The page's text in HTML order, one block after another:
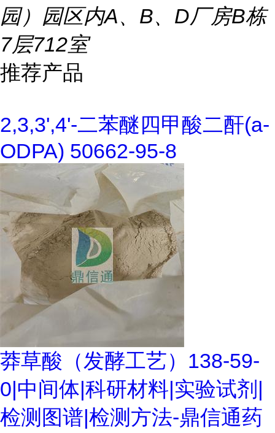
园）园区内A、B、D厂房B栋
7层712室
推荐产品
2,3,3',4'-二苯醚四甲酸二酐(a-
ODPA) 50662-95-8
莽草酸（发酵工艺）138-59-
0|中间体|科研材料|实验试剂|
检测图谱|检测方法-鼎信通药